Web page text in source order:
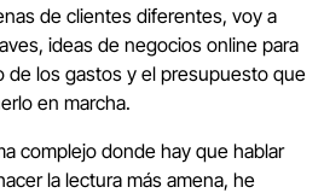
de clientes diferentes, voy a
ideas de negocios online para
de los gastos y el presupuesto que
en marcha.
complejo donde hay que hablar
la lectura más amena, he